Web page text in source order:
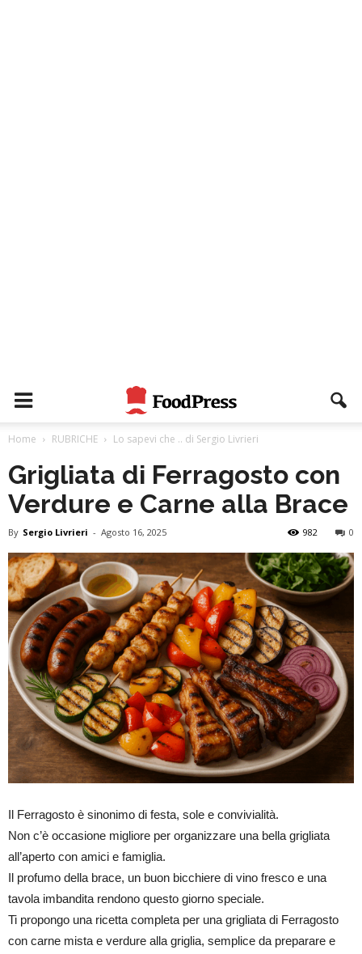
Home RUBRICHE Lo sapevi che .. di Sergio Livrieri
Grigliata di Ferragosto con
Verdure e Carne alla Brace
By Sergio Livrieri - Agosto 16, 2025 0
982
Il Ferragosto è sinonimo di festa, sole e convivialità.
Non c’è occasione migliore per organizzare una bella grigliata
all’aperto con amici e famiglia.
Il profumo della brace, un buon bicchiere di vino fresco e una
tavola imbandita rendono questo giorno speciale.
Ti propongo una ricetta completa per una grigliata di Ferragosto
con carne mista e verdure alla griglia, semplice da preparare e